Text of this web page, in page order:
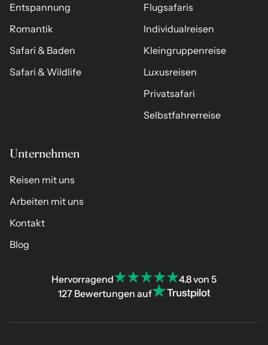
Entspannung
Romantik
Safari & Baden
Safari & Wildlife
Flugsafaris
Individualreisen
Kleingruppenreise
Luxusreisen
Privatsafari
Selbstfahrerreise
Unternehmen
Reisen mit uns
Arbeiten mit uns
Kontakt
Blog
Hervorragend
4.8 von 5
127 Bewertungen auf